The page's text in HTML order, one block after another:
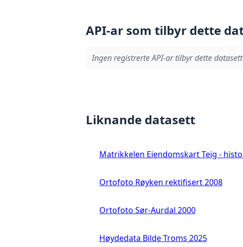
API-ar som tilbyr dette
Ingen registrerte API-ar tilbyr dette
Liknande datasett
Matrikkelen Eiendomskart Teig -
Ortofoto Røyken rektifisert 2008
Ortofoto Sør-Aurdal 2000
Høydedata Bilde Troms 2025